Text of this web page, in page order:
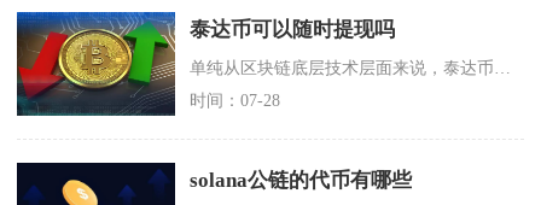
泰达币可以随时提现吗
时间：07-28
solana公链的代币有哪些